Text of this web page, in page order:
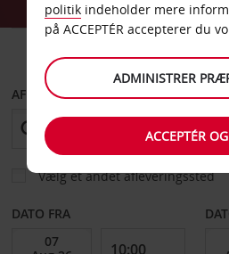
AFHENT FRA
Vælg et andet afleveringssted
DATO FRA
politik indeholder mere
på ACCEPTÉR accepterer du
ADMINISTRER
ACCEPTÉR